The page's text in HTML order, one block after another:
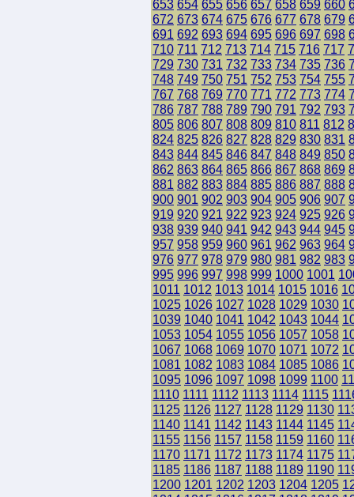
653 654 655 656 657 658 659 660
672 673 674 675 676 677 678 679
691 692 693 694 695 696 697 698
710 711 712 713 714 715 716 717
729 730 731 732 733 734 735 736
748 749 750 751 752 753 754 755
767 768 769 770 771 772 773 774
786 787 788 789 790 791 792 793
805 806 807 808 809 810 811 812
824 825 826 827 828 829 830 831
843 844 845 846 847 848 849 850
862 863 864 865 866 867 868 869
881 882 883 884 885 886 887 888
900 901 902 903 904 905 906 907
919 920 921 922 923 924 925 926
938 939 940 941 942 943 944 945
957 958 959 960 961 962 963 964
976 977 978 979 980 981 982 983
995 996 997 998 999 1000 1001
1011 1012 1013 1014 1015 1016
1025 1026 1027 1028 1029 1030
1039 1040 1041 1042 1043 1044
1053 1054 1055 1056 1057 1058
1067 1068 1069 1070 1071 1072
1081 1082 1083 1084 1085 1086
1095 1096 1097 1098 1099 1100
1110 1111 1112 1113 1114 1115
1125 1126 1127 1128 1129 1130
1140 1141 1142 1143 1144 1145
1155 1156 1157 1158 1159 1160
1170 1171 1172 1173 1174 1175
1185 1186 1187 1188 1189 1190
1200 1201 1202 1203 1204 1205